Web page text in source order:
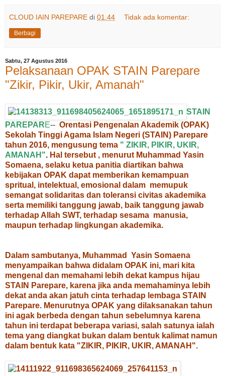
CLOUD IAIN PAREPARE di 01.44 Tidak ada komentar:
Berbagi
Sabtu, 27 Agustus 2016
Pelaksanaan OPAK STAIN Parepare
"Zikir, Pikir, Ukir, Amanah"
STAIN
PAREPA RE-- Orentasi Pengenalan Akademik (OPAK)
Sekolah Tinggi Agama Islam Negeri (STAIN) Parepare
tahun 2016, mengusung tema " ZIKIR, PIKIR, UKIR,
AMANAH ". Hal tersebut , menurut Muhammad Yasin
Somaena, selaku ketua panitia diartikan bahwa
kebijakan OPAK dapat memberikan kemampuan
spritual, intelektual, emosional dalam memupuk
semangat solidaritas dan toleransi civitas akademika
serta memiliki tanggung jawab, baik tanggung jawab
terhadap Allah SWT, terhadap sesama manusia,
maupun terhadap lingkungan akademika.
Dalam sambutanya, Muhammad Yasin Somaena
menyampaikan bahwa didalam OPAK ini, mari kita
mengenal dan memahami lebih dekat kampus hijau
STAIN Parepare, karena jika anda memahaminya lebih
dekat anda akan jatuh cinta terhadap lembaga STAIN
Parepare. Menurutnya OPAK yang dilaksanakan tahun
ini agak berbeda dengan tahun sebelumnya karena
tahun ini terdapat beberapa variasi, salah satunya ialah
tema yang diangkat bukan dalam bentuk kalimat namun
dalam bentuk kata "ZIKIR, PIKIR, UKIR, AMANAH".